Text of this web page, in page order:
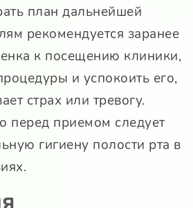
план дальнейшей
рекомендуется заранее
к посещению клиники,
и успокоить его,
страх или тревогу.
перед приемом следует
гигиену полости рта в